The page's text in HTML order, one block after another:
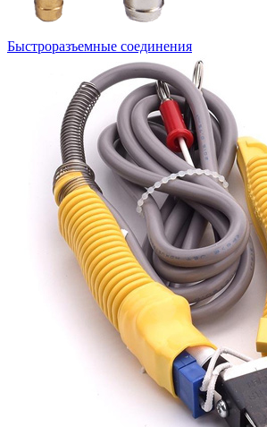
Быстроразъемные соединения